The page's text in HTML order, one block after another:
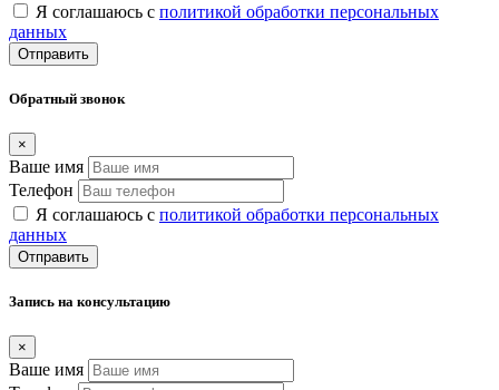
Я соглашаюсь с политикой обработки персональных
данных
Отправить
Обратный звонок
×
Ваше имя
Телефон
Я соглашаюсь с политикой обработки персональных
данных
Отправить
Запись на консультацию
×
Ваше имя